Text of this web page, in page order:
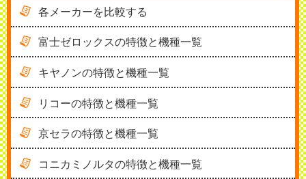
各メーカーを比較する
富士ゼロックスの特徴と機種一覧
キヤノンの特徴と機種一覧
リコーの特徴と機種一覧
京セラの特徴と機種一覧
コニカミノルタの特徴と機種一覧